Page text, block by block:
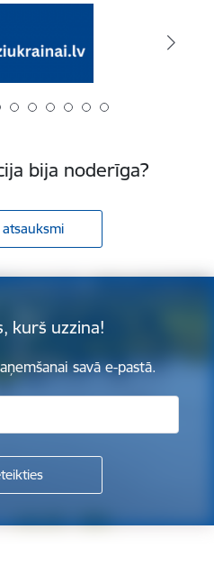
bija noderīga?
kurš uzzina!
savā e-pastā.